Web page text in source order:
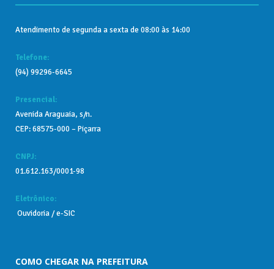
Atendimento de segunda a sexta de 08:00 às 14:00
Telefone:
(94) 99296-6645
Presencial:
Avenida Araguaia, s/n.
CEP: 68575-000 – Piçarra
CNPJ:
01.612.163/0001-98
Eletrônico:
Ouvidoria /e-SIC
COMO CHEGAR NA PREFEITURA